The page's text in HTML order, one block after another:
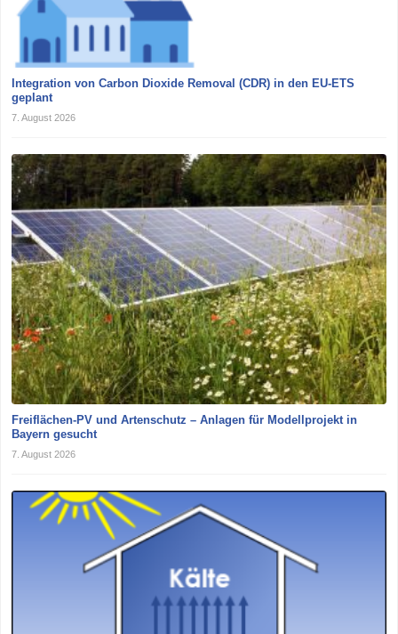
Integration von Carbon Dioxide Removal (CDR) in den EU-ETS
geplant
7. August 2026
Freiflächen-PV und Artenschutz – Anlagen für Modellprojekt in
Bayern gesucht
7. August 2026